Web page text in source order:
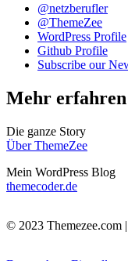
@netzberufler
@ThemeZee
WordPress Profile
Github Profile
Subscribe our
Mehr erfahren
Die ganze Story
Über ThemeZee
Mein WordPress Blog
themecoder.de
© 2023 Themezee.com |